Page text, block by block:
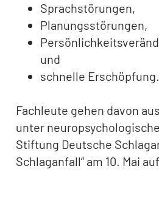
Sprachstörungen,
Planungsstörungen,
und
schnelle Erschöpfung.
Fachleute gehen davon
unter
Stiftung Deutsche
Schlaganfall” am 10. Mai